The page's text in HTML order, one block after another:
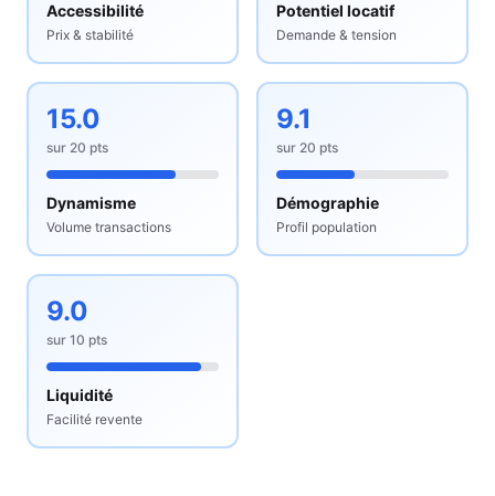
Accessibilité
Prix & stabilité
Potentiel locatif
Demande & tension
15.0
sur 20 pts
Dynamisme
Volume transactions
9.1
sur 20 pts
Démographie
Profil population
9.0
sur 10 pts
Liquidité
Facilité revente